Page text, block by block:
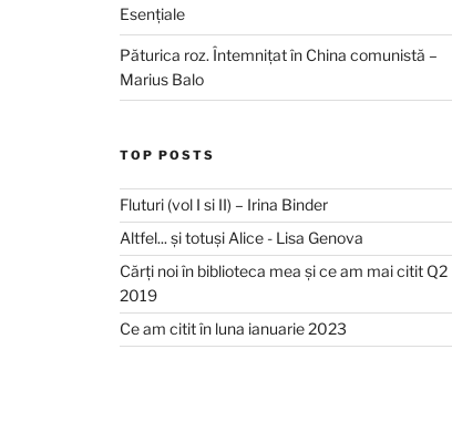
Esențiale
Păturica roz. Întemnițat în China comunistă –
Marius Balo
TOP POSTS
Fluturi (vol I si II) – Irina Binder
Altfel... și totuși Alice - Lisa Genova
Cărți noi în biblioteca mea și ce am mai citit Q2
2019
Ce am citit în luna ianuarie 2023